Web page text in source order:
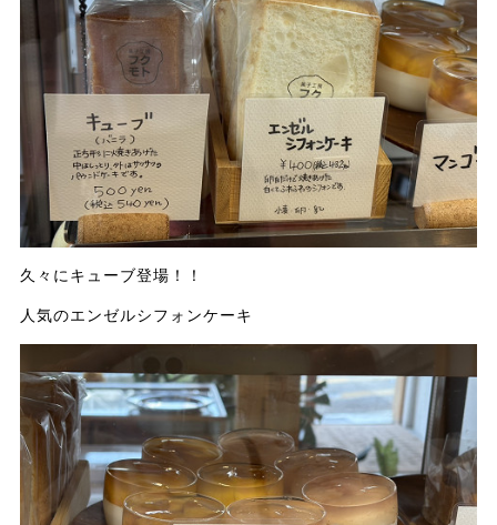
久々にキューブ登場！！
人気のエンゼルシフォンケーキ